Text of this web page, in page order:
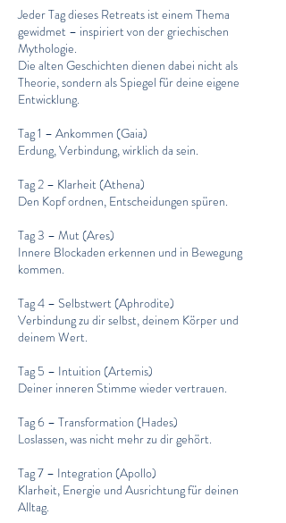
Jeder Tag dieses Retreats ist einem Thema
gewidmet – inspiriert von der griechischen
Mythologie.
Die alten Geschichten dienen dabei nicht als
Theorie, sondern als Spiegel für deine eigene
Entwicklung.
Tag 1 – Ankommen (Gaia)
Erdung, Verbindung, wirklich da sein.
Tag 2 – Klarheit (Athena)
Den Kopf ordnen, Entscheidungen spüren.
Tag 3 – Mut (Ares)
Innere Blockaden erkennen und in Bewegung
kommen.
Tag 4 – Selbstwert (Aphrodite)
Verbindung zu dir selbst, deinem Körper und
deinem Wert.
Tag 5 – Intuition (Artemis)
Deiner inneren Stimme wieder vertrauen.
Tag 6 – Transformation (Hades)
Loslassen, was nicht mehr zu dir gehört.
Tag 7 – Integration (Apollo)
Klarheit, Energie und Ausrichtung für deinen
Alltag.